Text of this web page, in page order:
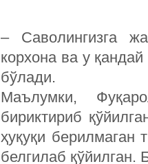
– Саволингизга
корхона ва у
бўлади.
Маълумки,
бириктириб
ҳуқуқи берилмаган
белгилаб қўйилган.